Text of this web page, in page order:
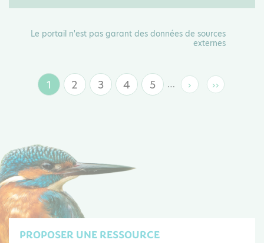
Le portail n'est pas garant des données de sources
externes
Page
1 Page
2 Page
3 Page
4 Page
5 …
Page
›
Dernière
››
PROPOSER UNE RESSOURCE